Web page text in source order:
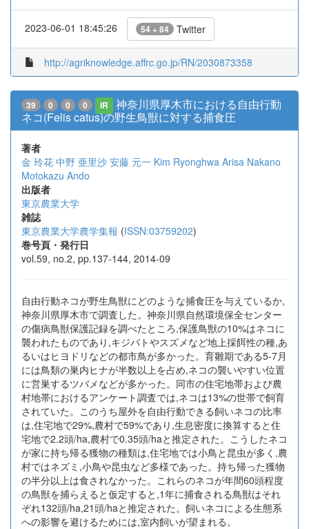
2023-06-01 18:45:26 54 + 84 Twitter
http://agriknowledge.affrc.go.jp/RN/2030873358
39 0 0 0 IR
神奈川県厚木市における自由行動
ネコ(Felis catus)の野生鳥獣に対する捕食圧
著者
金 玲花 中野 亜里沙 安藤 元一 Kim Ryonghwa Arisa Nakano
Motokazu Ando
出版者
東京農業大学
雑誌
東京農業大学農学集報 (ISSN:03759202)
巻号頁・発行日
vol.59, no.2, pp.137-144, 2014-09
自由行動ネコが野生鳥獣にどのような捕食圧を与えているか,
神奈川県厚木市で調査した。神奈川県自然環境保全センター
の傷病鳥獣保護記録を調べたところ,保護鳥獣の10%はネコに
襲われたものであり,キジバトやスズメなど地上採餌性の種,あ
るいはヒヨドリなどの都市鳥が多かった。育雛期である5-7月
には鳥類の巣内ヒナが半数以上を占め,ネコの襲いやすい位置
に営巣するツバメなどが多かった。同市の住宅地帯および農
村地帯におけるアンケート調査では,ネコは13%の世帯で飼育
されていた。このうち屋外を自由行動できる飼いネコの比率
は,住宅地で29%,農村で59%であり,生息密度に換算すると住
宅地で2.2頭/ha,農村で0.35頭/haと推定された。こうしたネコ
が家に持ち帰る獲物の種類は,住宅地では小鳥と昆虫が多く,農
村ではネズミ,小鳥や昆虫など多様であった。持ち帰った獲物
の半分以上は食されなかった。これらのネコが年間60頭程度
の鳥獣を捕らえると仮定すると,1年に捕食される鳥獣はそれ
ぞれ132頭/ha,21頭/haと推定された。飼いネコによる生態系
への影響を避けるためには,室内飼いが望まれる。